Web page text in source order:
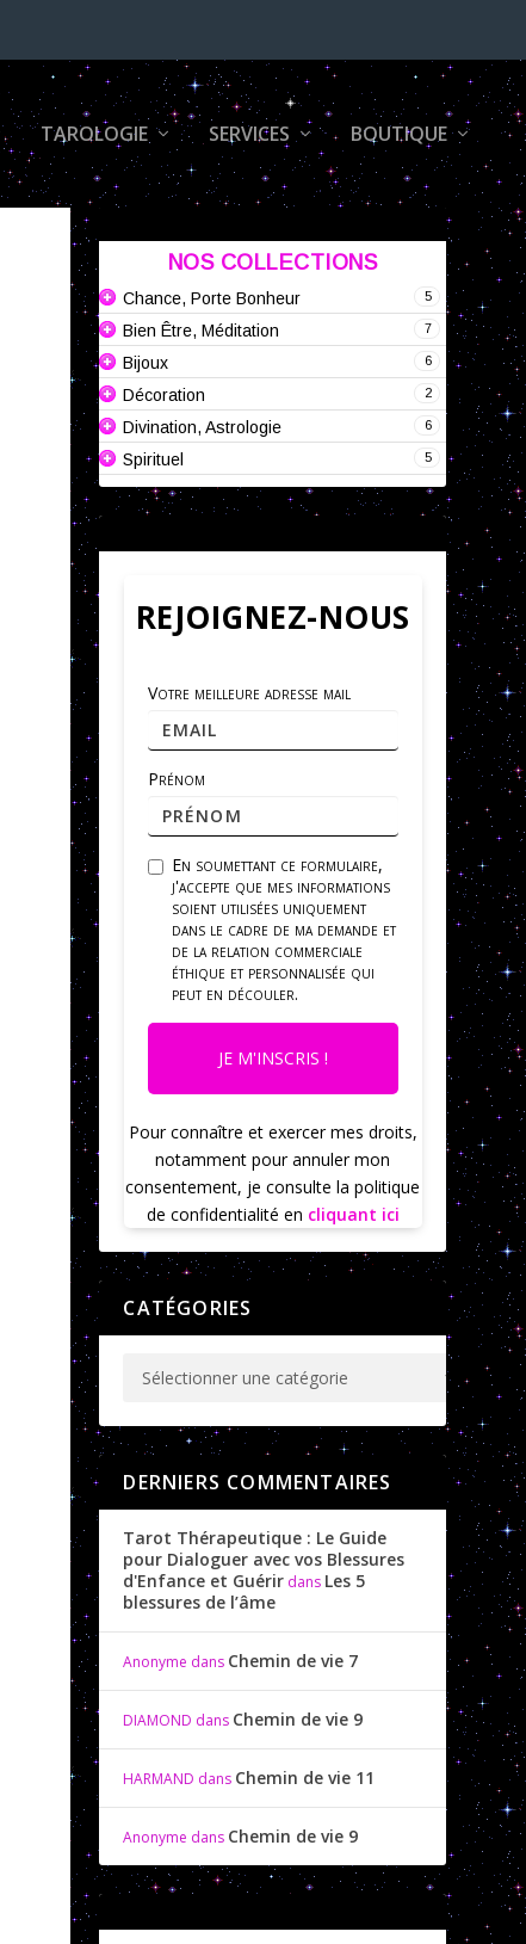
TAROLOGIE SERVICES BOUTIQUE
NOS COLLECTIONS
5
Chance, Porte Bonheur
7
Bien Être, Méditation
6
Bijoux
2
Décoration
6
Divination, Astrologie
5
Spirituel
REJOIGNEZ-NOUS
Votre meilleure adresse mail
Prénom
En soumettant ce formulaire,
j'accepte que mes informations
soient utilisées uniquement
dans le cadre de ma demande et
de la relation commerciale
éthique et personnalisée qui
peut en découler.
JE M'INSCRIS !
Pour connaître et exercer mes droits,
notamment pour annuler mon
consentement, je consulte la politique
de confidentialité en cliquant ici
CATÉGORIES
DERNIERS COMMENTAIRES
Tarot Thérapeutique : Le Guide
pour Dialoguer avec vos Blessures
d'Enfance et Guérir dans Les 5
blessures de l’âme
Anonyme dans Chemin de vie 7
DIAMOND dans Chemin de vie 9
HARMAND dans Chemin de vie 11
Anonyme dans Chemin de vie 9